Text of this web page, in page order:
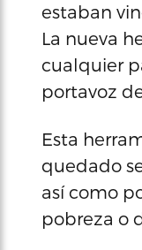
estaban
La nueva
cualquier
portavoz
Esta
quedado
así como
pobreza o